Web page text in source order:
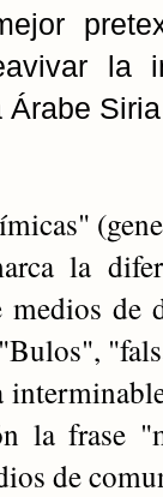
la
Árabe
la
medios
la frase
de